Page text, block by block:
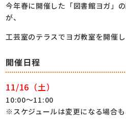
今年春に開催した「図書館ヨガ」
が、
工芸室のテラスでヨガ教室を開催し
開催日程
11/16（土）
10:00～11:00
※スケジュールは変更になる場合も